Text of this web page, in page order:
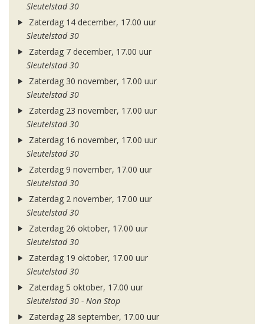
Sleutelstad 30
Zaterdag 14 december, 17.00 uur
Sleutelstad 30
Zaterdag 7 december, 17.00 uur
Sleutelstad 30
Zaterdag 30 november, 17.00 uur
Sleutelstad 30
Zaterdag 23 november, 17.00 uur
Sleutelstad 30
Zaterdag 16 november, 17.00 uur
Sleutelstad 30
Zaterdag 9 november, 17.00 uur
Sleutelstad 30
Zaterdag 2 november, 17.00 uur
Sleutelstad 30
Zaterdag 26 oktober, 17.00 uur
Sleutelstad 30
Zaterdag 19 oktober, 17.00 uur
Sleutelstad 30
Zaterdag 5 oktober, 17.00 uur
Sleutelstad 30 - Non Stop
Zaterdag 28 september, 17.00 uur